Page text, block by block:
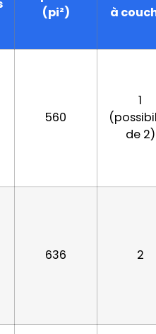
(pi²)
à
560
1
de 2)
636 2